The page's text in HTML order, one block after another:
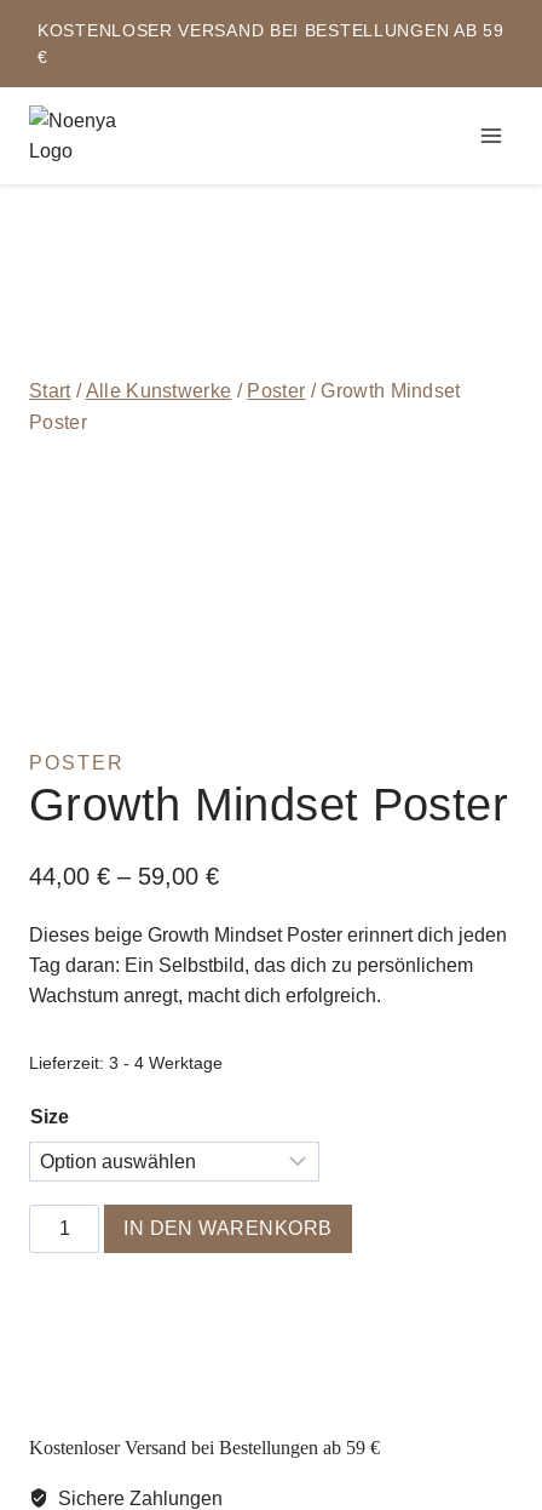
KOSTENLOSER VERSAND BEI BESTELLUNGEN AB 59
€
Start / Alle Kunstwerke / Poster / Growth Mindset
Poster
POSTER
Growth Mindset Poster
44,00 € – 59,00 €
Dieses beige Growth Mindset Poster erinnert dich jeden
Tag daran: Ein Selbstbild, das dich zu persönlichem
Wachstum anregt, macht dich erfolgreich.
Lieferzeit: 3 - 4 Werktage
Size
Growth
Mindset
IN DEN WARENKORB
Kostenloser Versand bei Bestellungen ab 59 €
Sichere Zahlungen